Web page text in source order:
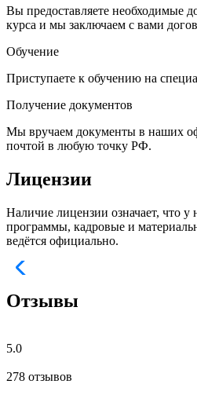
Вы предоставляете необходимые
курса и мы заключаем с вами
Обучение
Приступаете к обучению на
Получение документов
Мы вручаем документы в наших
почтой в любую точку РФ.
Лицензии
Наличие лицензии означает, что у
программы, кадровые и
ведётся официально.
Отзывы
5.0
278 отзывов